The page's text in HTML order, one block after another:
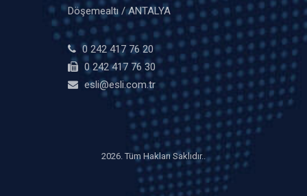
Döşemealtı / ANTALYA
0 242 417 76 20
0 242 417 76 30
esli@esli.com.tr
2026. Tüm Hakları Saklıdır..